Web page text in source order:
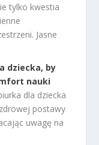
tylko kwestia
Jasne
dziecka, by
nauki
dla dziecka
postawy
uwagę na